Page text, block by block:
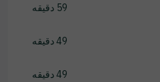
59 دقیقه
49 دقیقه
49 دقیقه